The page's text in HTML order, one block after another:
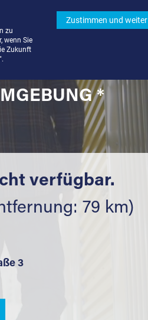
*
verfügbar.
79 km)
3
zu
wenn Sie
Zukunft
Zustimmen und weiter